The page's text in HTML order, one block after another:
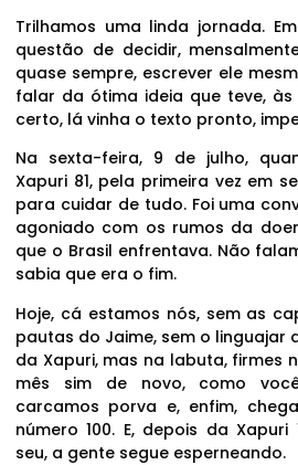
Trilhamos uma linda jornada.
questão de decidir,
quase sempre, escrever ele
falar da ótima ideia que teve, às
certo, lá vinha o texto pronto,
Na sexta-feira, 9 de julho,
Xapuri 81, pela primeira vez em
para cuidar de tudo. Foi uma
agoniado com os rumos da
que o Brasil enfrentava. Não
sabia que era o fim.
Hoje, cá estamos nós, sem as
pautas do Jaime, sem o linguajar
da Xapuri, mas na labuta, firmes
mês sim de novo, como
carcamos porva e, enfim,
número 100. E, depois da
seu, a gente segue esperneando.